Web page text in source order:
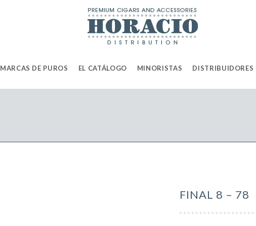
MARCAS DE PUROS EL CATÁLOGO MINORISTAS DISTRIBUIDORES
FINAL 8 – 78